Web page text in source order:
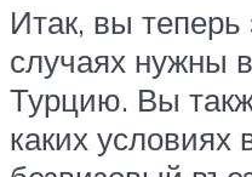
Итак, вы теперь
случаях нужны
Турцию. Вы
каких условиях